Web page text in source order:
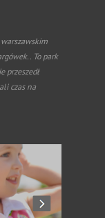
To park
przeszedł
czas na